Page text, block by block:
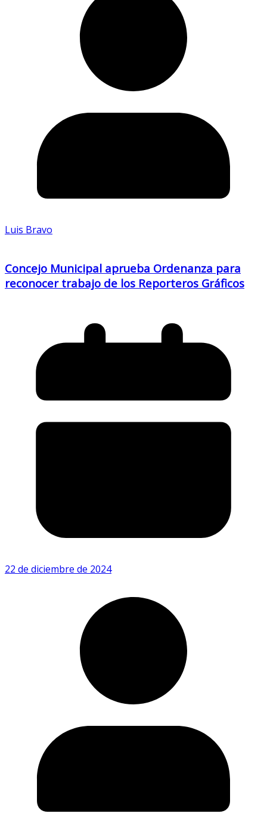
Luis Bravo
Concejo Municipal aprueba Ordenanza para
reconocer trabajo de los Reporteros Gráficos
22 de diciembre de 2024